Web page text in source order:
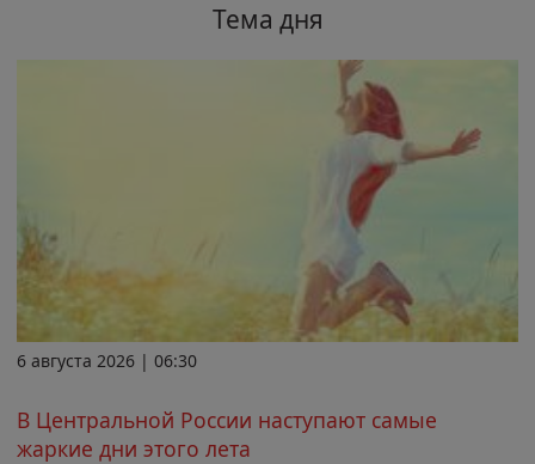
Тема дня
6 августа 2026 | 06:30
В Центральной России наступают самые
жаркие дни этого лета